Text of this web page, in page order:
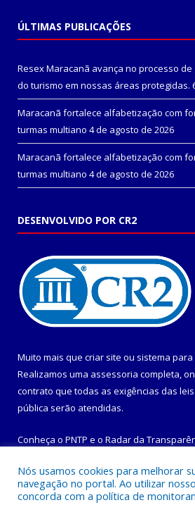
ÚLTIMAS PUBLICAÇÕES
Resex Maracanã avança no processo
do turismo em nossas áreas protegidas.
Maracanã fortalece alfabetização com
turmas multiano 4 de agosto de 2026
Maracanã fortalece alfabetização com
turmas multiano 4 de agosto de 2026
DESENVOLVIDO POR CR2
Muito mais que criar site ou sistema
Realizamos uma assessoria completa,
contrato que todas as exigências das
pública serão atendidas.
Conheça o PNTP e o Radar da
Nós usamos cookies para melhorar
navegação no portal. Ao utilizar
concorda com a política de